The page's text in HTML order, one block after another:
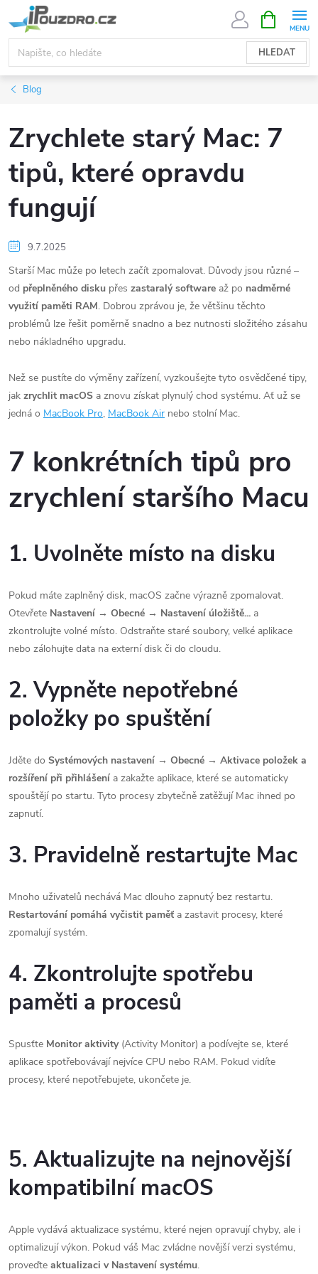
na
obsah
HLEDAT
NÁKUPNÍ
KOŠÍK
Blog
Zrychlete starý Mac: 7
tipů, které opravdu
fungují
9.7.2025
Starší Mac může po letech začít zpomalovat. Důvody jsou různé –
od přeplněného disku přes zastaralý software až po nadměrné
využití paměti RAM. Dobrou zprávou je, že většinu těchto
problémů lze řešit poměrně snadno a bez nutnosti složitého zásahu
nebo nákladného upgradu.
Než se pustíte do výměny zařízení, vyzkoušejte tyto osvědčené tipy,
jak zrychlit macOS a znovu získat plynulý chod systému. Ať už se
jedná o MacBook Pro, MacBook Air nebo stolní Mac.
7 konkrétních tipů pro
zrychlení staršího Macu
1. Uvolněte místo na disku
Pokud máte zaplněný disk, macOS začne výrazně zpomalovat.
Otevřete Nastavení → Obecné → Nastavení úložiště... a
zkontrolujte volné místo. Odstraňte staré soubory, velké aplikace
nebo zálohujte data na externí disk či do cloudu.
2. Vypněte nepotřebné
položky po spuštění
Jděte do Systémových nastavení → Obecné → Aktivace položek a
rozšíření při přihlášení a zakažte aplikace, které se automaticky
spouštějí po startu. Tyto procesy zbytečně zatěžují Mac ihned po
zapnutí.
3. Pravidelně restartujte Mac
Mnoho uživatelů nechává Mac dlouho zapnutý bez restartu.
Restartování pomáhá vyčistit paměť a zastavit procesy, které
zpomalují systém.
4. Zkontrolujte spotřebu
paměti a procesů
Spusťte Monitor aktivity(Activity Monitor) a podívejte se, které
aplikace spotřebovávají nejvíce CPU nebo RAM. Pokud vidíte
procesy, které nepotřebujete, ukončete je.
5. Aktualizujte na nejnovější
kompatibilní macOS
Apple vydává aktualizace systému, které nejen opravují chyby, ale i
optimalizují výkon. Pokud váš Mac zvládne novější verzi systému,
proveďte aktualizaci v Nastavení systému.